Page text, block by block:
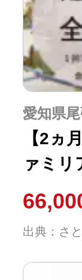
愛知県
【2ヵ
ァミリ
出典：さ